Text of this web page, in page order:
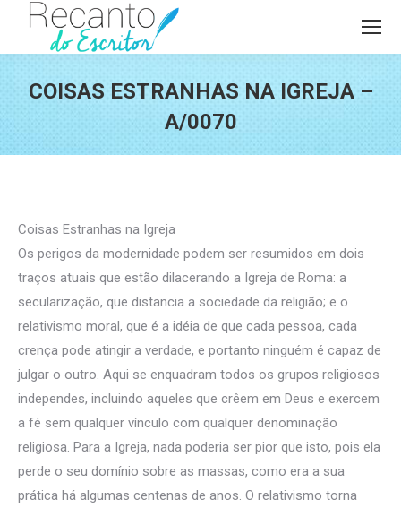
COISAS ESTRANHAS NA IGREJA –
A/0070
Coisas Estranhas na Igreja
Os perigos da modernidade podem ser resumidos em dois
traços atuais que estão dilacerando a Igreja de Roma: a
secularização, que distancia a sociedade da religião; e o
relativismo moral, que é a idéia de que cada pessoa, cada
crença pode atingir a verdade, e portanto ninguém é capaz de
julgar o outro. Aqui se enquadram todos os grupos religiosos
independes, incluindo aqueles que crêem em Deus e exercem
a fé sem qualquer vínculo com qualquer denominação
religiosa. Para a Igreja, nada poderia ser pior que isto, pois ela
perde o seu domínio sobre as massas, como era a sua
prática há algumas centenas de anos. O relativismo torna